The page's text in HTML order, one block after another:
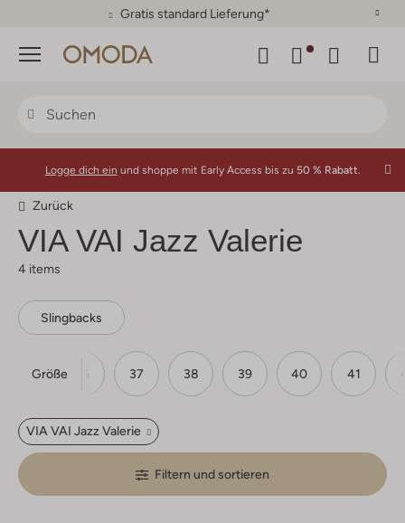
Gratis standard Lieferung*
Menü
Logge dich ein und shoppe mit Early Access bis zu 50 % Rabatt.
Zurück
VIA VAI Jazz Valerie
4 items
Slingbacks
Größe 36 37 38 39 40 41
VIA VAI Jazz Valerie
Filtern und sortieren